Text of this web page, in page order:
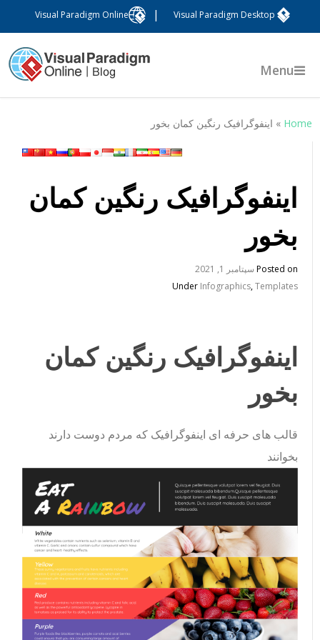
Visual Paradigm Desktop
Visual Paradigm Online
Menu
Home
» اینفوگرافیک رنگین کمان بخور
اینفوگرافیک رنگین کمان
بخور
Posted onسپتامبر 1, 2021
UnderInfographics,Templates
اینفوگرافیک رنگین کمان
بخور
قالب های حرفه ای اینفوگرافیک که مردم دوست دارند
بخوانند